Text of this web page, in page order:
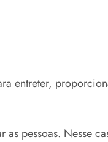
entreter,
as pessoas. Nesse